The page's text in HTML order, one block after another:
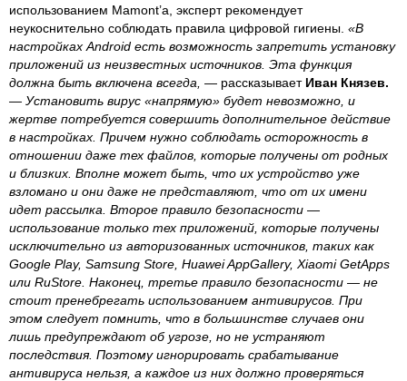
использованием Mamont’а, эксперт рекомендует
неукоснительно соблюдать правила цифровой гигиены. «В
настройках Android есть возможность запретить установку
приложений из неизвестных источников. Эта функция
должна быть включена всегда, — рассказывает Иван Князев.
— Установить вирус «напрямую» будет невозможно, и
жертве потребуется совершить дополнительное действие
в настройках. Причем нужно соблюдать осторожность в
отношении даже тех файлов, которые получены от родных
и близких. Вполне может быть, что их устройство уже
взломано и они даже не представляют, что от их имени
идет рассылка. Второе правило безопасности —
использование только тех приложений, которые получены
исключительно из авторизованных источников, таких как
Google Play, Samsung Store, Huawei AppGallery, Xiaomi GetApps
или RuStore. Наконец, третье правило безопасности — не
стоит пренебрегать использованием антивирусов. При
этом следует помнить, что в большинстве случаев они
лишь предупреждают об угрозе, но не устраняют
последствия. Поэтому игнорировать срабатывание
антивируса нельзя, а каждое из них должно проверяться